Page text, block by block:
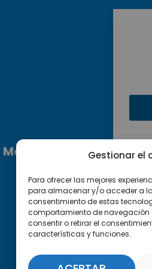
Gestionar el
Para ofrecer las mejores
para almacenar y/o acceder a
consentimiento de estas
comportamiento de navegación
consentir o retirar el
características y funciones.